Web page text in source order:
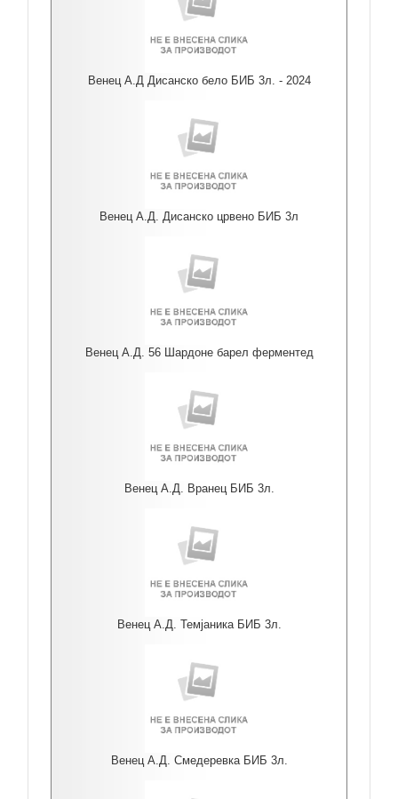
Венец А.Д Дисанско бело БИБ 3л. - 2024
Венец А.Д. Дисанско црвено БИБ 3л
Венец А.Д. 56 Шардоне барел ферментед
Венец А.Д. Вранец БИБ 3л.
Венец А.Д. Темјаника БИБ 3л.
Венец А.Д. Смедеревка БИБ 3л.